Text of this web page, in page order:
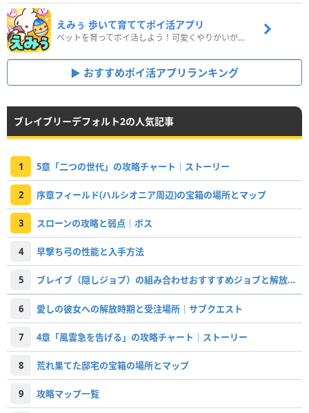
えみぅ 歩いて育ててポイ活アプリ
ペットを育ってポイ活しよう！可愛くやりがいがある新感覚アプリ
おすすめポイ活アプリランキング
ブレイブリーデフォルト2の人気記事
1 5章「二つの世代」の攻略チャート｜ストーリー
2 序章フィールド(ハルシオニア周辺)の宝箱の場所とマップ
3 スローンの攻略と弱点｜ボス
4 早撃ち弓の性能と入手方法
5 ブレイブ（隠しジョブ）の組み合わせおすすすめジョブと解放条件
6 愛しの彼女への解放時期と受注場所｜サブクエスト
7 4章「風雲急を告げる」の攻略チャート｜ストーリー
8 荒れ果てた邸宅の宝箱の場所とマップ
9 攻略マップ一覧